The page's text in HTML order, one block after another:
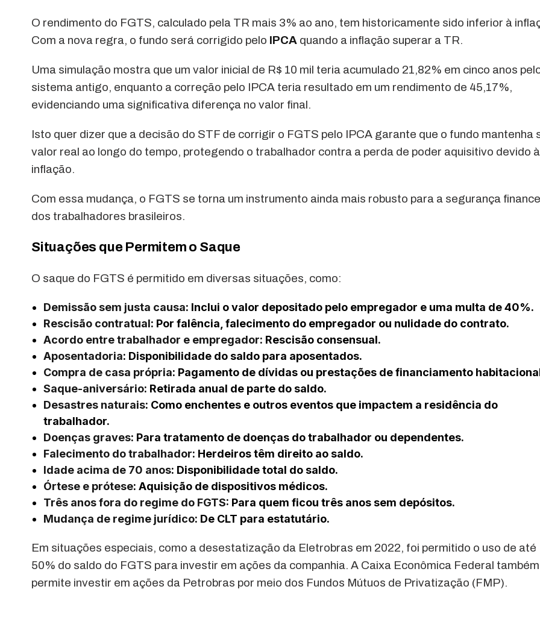
O rendimento do FGTS, calculado pela TR mais 3% ao ano, tem historicamente sido inferior à
Com a nova regra, o fundo será corrigido pelo IPCA quando a inflação superar a TR.
Uma simulação mostra que um valor inicial de R$ 10 mil teria acumulado 21,82% em cinco anos
sistema antigo, enquanto a correção pelo IPCA teria resultado em um rendimento de 45,17%,
evidenciando uma significativa diferença no valor final.
Isto quer dizer que a decisão do STF de corrigir o FGTS pelo IPCA garante que o fundo mantenha
valor real ao longo do tempo, protegendo o trabalhador contra a perda de poder aquisitivo devido à
inflação.
Com essa mudança, o FGTS se torna um instrumento ainda mais robusto para a segurança
dos trabalhadores brasileiros.
Situações que Permitem o Saque
O saque do FGTS é permitido em diversas situações, como:
Demissão sem justa causa: Inclui o valor depositado pelo empregador e uma multa de 40%.
Rescisão contratual: Por falência, falecimento do empregador ou nulidade do contrato.
Acordo entre trabalhador e empregador: Rescisão consensual.
Aposentadoria: Disponibilidade do saldo para aposentados.
Compra de casa própria: Pagamento de dívidas ou prestações de financiamento
Saque-aniversário: Retirada anual de parte do saldo.
Desastres naturais: Como enchentes e outros eventos que impactem a residência do
trabalhador.
Doenças graves: Para tratamento de doenças do trabalhador ou dependentes.
Falecimento do trabalhador: Herdeiros têm direito ao saldo.
Idade acima de 70 anos: Disponibilidade total do saldo.
Órtese e prótese: Aquisição de dispositivos médicos.
Três anos fora do regime do FGTS: Para quem ficou três anos sem depósitos.
Mudança de regime jurídico: De CLT para estatutário.
Em situações especiais, como a desestatização da Eletrobras em 2022, foi permitido o uso de até
50% do saldo do FGTS para investir em ações da companhia. A Caixa Econômica Federal também
permite investir em ações da Petrobras por meio dos Fundos Mútuos de Privatização (FMP).